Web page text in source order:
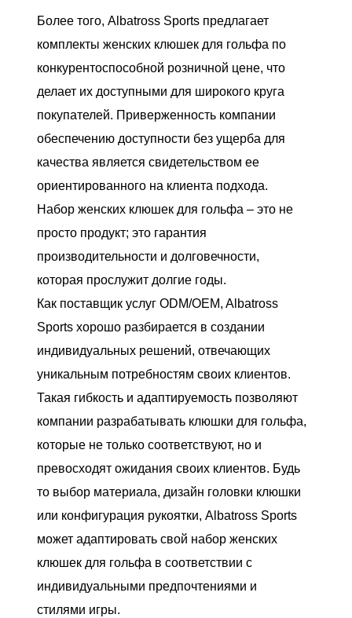
Более того, Albatross Sports предлагает
комплекты женских клюшек для гольфа по
конкурентоспособной розничной цене, что
делает их доступными для широкого круга
покупателей. Приверженность компании
обеспечению доступности без ущерба для
качества является свидетельством ее
ориентированного на клиента подхода.
Набор женских клюшек для гольфа – это не
просто продукт; это гарантия
производительности и долговечности,
которая прослужит долгие годы.
Как поставщик услуг ODM/OEM, Albatross
Sports хорошо разбирается в создании
индивидуальных решений, отвечающих
уникальным потребностям своих клиентов.
Такая гибкость и адаптируемость позволяют
компании разрабатывать клюшки для гольфа,
которые не только соответствуют, но и
превосходят ожидания своих клиентов. Будь
то выбор материала, дизайн головки клюшки
или конфигурация рукоятки, Albatross Sports
может адаптировать свой набор женских
клюшек для гольфа в соответствии с
индивидуальными предпочтениями и
стилями игры.